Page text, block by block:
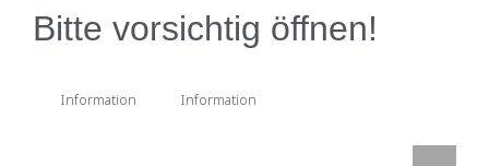
Bitte vorsichtig öffnen!
Information Information